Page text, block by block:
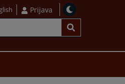
Prijava